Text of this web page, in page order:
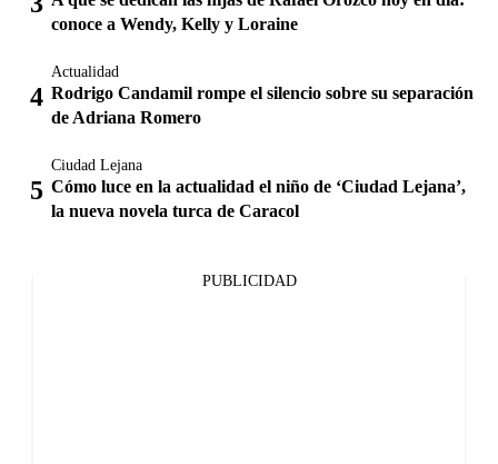
conoce a Wendy, Kelly y Loraine
Actualidad
Rodrigo Candamil rompe el silencio sobre su separación
de Adriana Romero
Ciudad Lejana
Cómo luce en la actualidad el niño de ‘Ciudad Lejana’,
la nueva novela turca de Caracol
PUBLICIDAD